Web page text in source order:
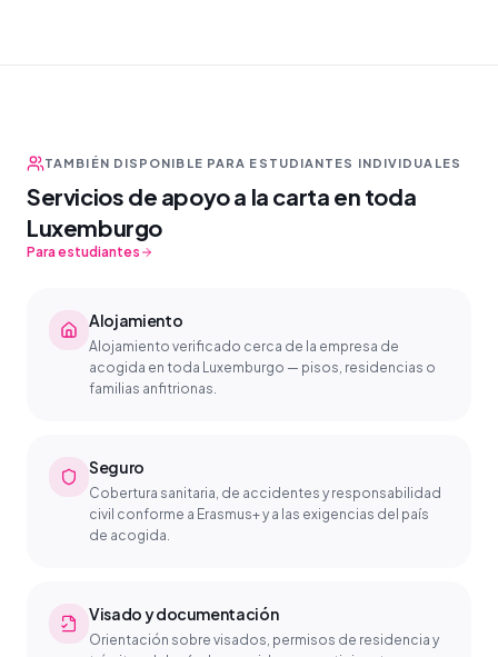
TAMBIÉN DISPONIBLE PARA ESTUDIANTES INDIVIDUALES
Servicios de apoyo a la carta en toda
Luxemburgo
Para estudiantes
Alojamiento
Alojamiento verificado cerca de la empresa de
acogida en toda Luxemburgo — pisos, residencias o
familias anfitrionas.
Seguro
Cobertura sanitaria, de accidentes y responsabilidad
civil conforme a Erasmus+ y a las exigencias del país
de acogida.
Visado y documentación
Orientación sobre visados, permisos de residencia y